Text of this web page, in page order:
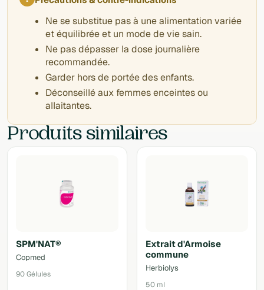
Ne se substitue pas à une alimentation variée
et équilibrée et un mode de vie sain.
Ne pas dépasser la dose journalière
recommandée.
Garder hors de portée des enfants.
Déconseillé aux femmes enceintes ou
allaitantes.
Produits similaires
SPM'NAT®
Copmed
90 Gélules
Extrait d'Armoise
commune
Herbiolys
50 ml